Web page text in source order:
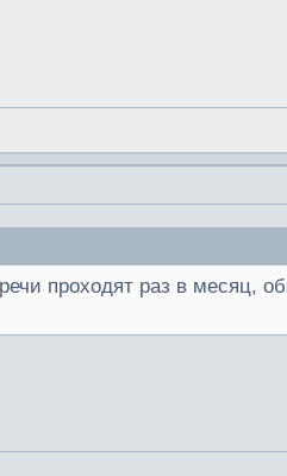
проходят раз в месяц,